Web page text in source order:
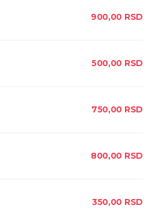
900,00 RSD
500,00 RSD
750,00 RSD
800,00 RSD
350,00 RSD